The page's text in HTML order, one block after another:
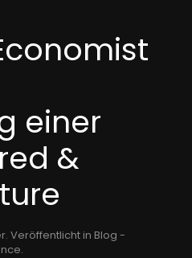
einer
&
Veröffentlicht in Blog -
.